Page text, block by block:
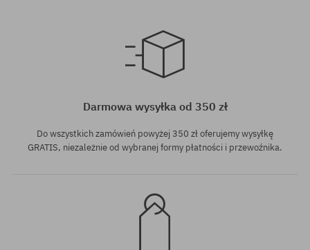
Darmowa wysyłka od 350 zł
Do wszystkich zamówień powyżej 350 zł oferujemy wysyłkę
GRATIS, niezależnie od wybranej formy płatności i przewoźnika.